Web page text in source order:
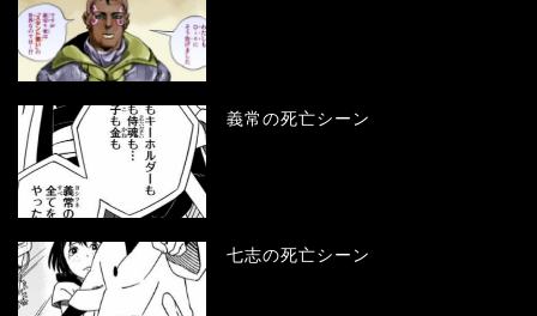
義常の死亡シーン
七志の死亡シーン